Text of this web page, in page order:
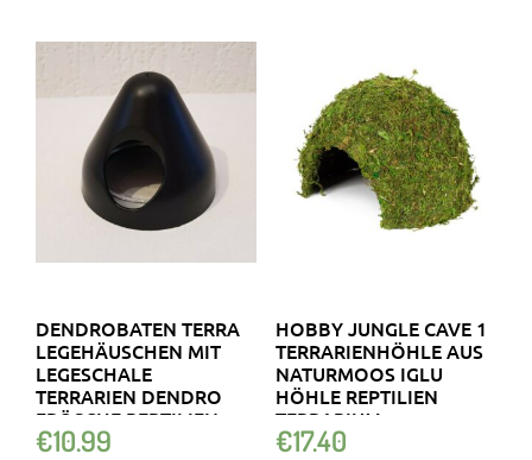
DENDROBATEN TERRA
LEGEHÄUSCHEN MIT
LEGESCHALE
TERRARIEN DENDRO
FRÖSCHE REPTILIEN
€10.99
HOBBY JUNGLE CAVE 1
TERRARIENHÖHLE AUS
NATURMOOS IGLU
HÖHLE REPTILIEN
TERRARIUM
€17.40